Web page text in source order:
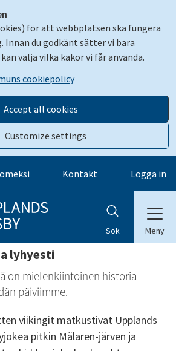
för att webbplatsen ska fungera
Innan du godkänt sätter vi bara
välja vilka kakor vi får använda.
cookiepolicy
Accept all cookies
Customize settings
Kontakt Logga in
Sök Meny
lyhyesti
on mielenkiintoinen historia
päiviimme.
viikingit matkustivat Upplands
pitkin Mälaren-järven ja